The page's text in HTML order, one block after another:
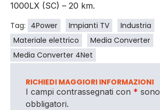
1000LX (SC) – 20 km.
Tag: 4Power Impianti TV
Industria
Materiale elettrico
Media Converter
Media Converter 4Net
RICHIEDI MAGGIORI INFORMAZIONI
I campi contrassegnati con * sono
obbligatori.